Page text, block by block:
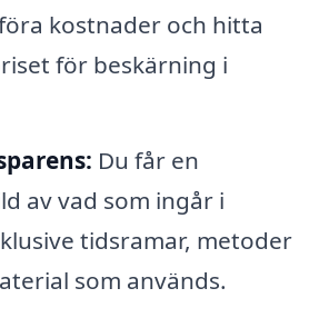
kostnader och hitta
för beskärning i
Du får en
av vad som ingår i
tidsramar, metoder
som används.